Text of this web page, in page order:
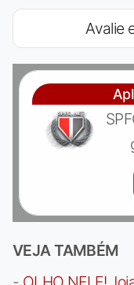
Avalie
VEJA TAMBÉM